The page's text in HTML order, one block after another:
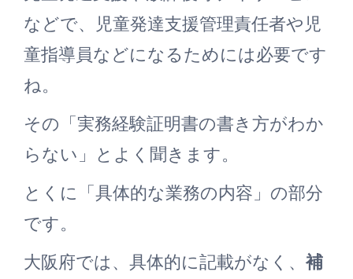
などで、児童発達支援管理責任者や児
童指導員などになるためには必要です
ね。
その「実務経験証明書の書き方がわか
らない」とよく聞きます。
とくに「具体的な業務の内容」の部分
です。
大阪府では、具体的に記載がなく、 補